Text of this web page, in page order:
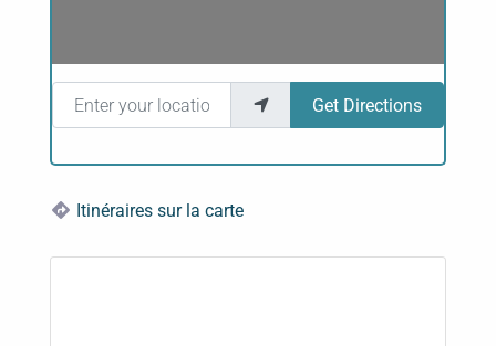
Enter your location
Get Directions
Itinéraires sur la carte